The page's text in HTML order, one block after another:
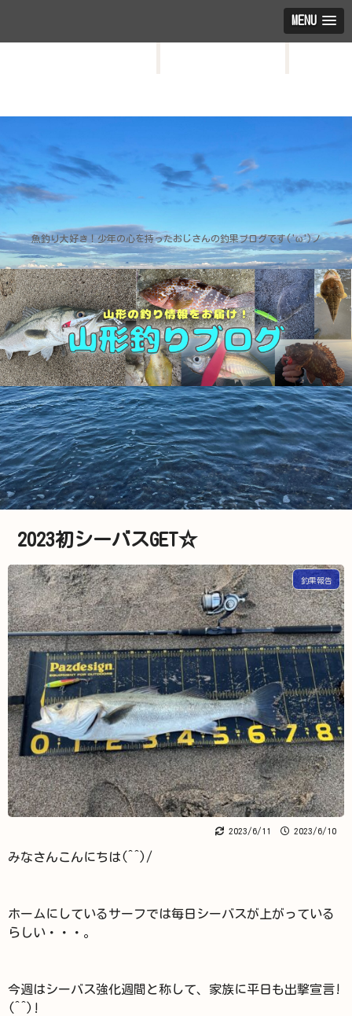
MENU
魚釣り大好き！少年の心を持ったおじさんの釣果ブログです('ω')ノ
2023初シーバスGET☆
釣果報告
2023/6/11 2023/6/10
みなさんこんにちは(^^)/
ホームにしているサーフでは毎日シーバスが上がっている
らしい・・・。
今週はシーバス強化週間と称して、家族に平日も出撃宣言!
(^^)!